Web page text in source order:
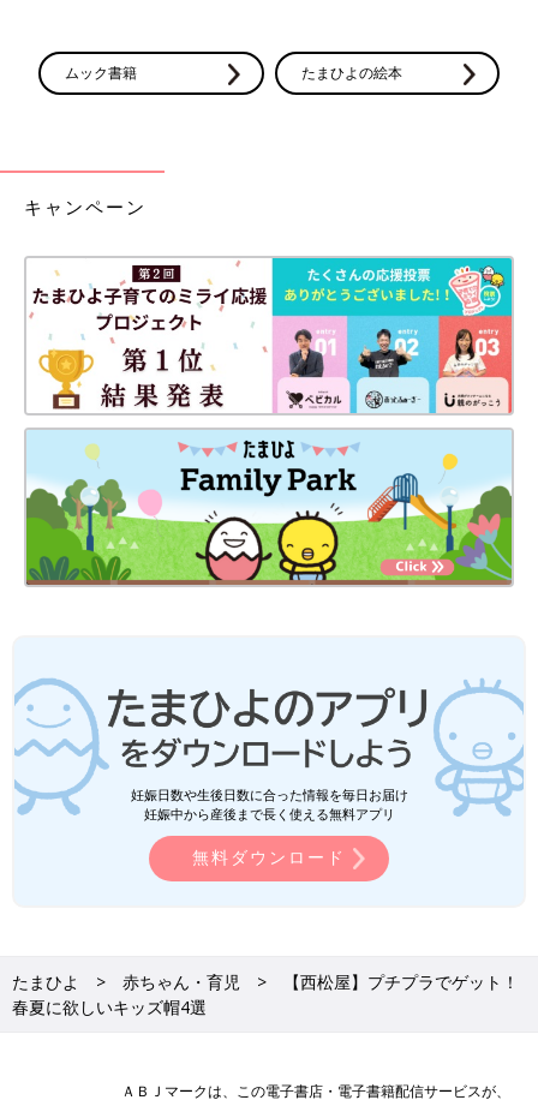
ムック書籍 たまひよの絵本
キャンペーン
妊娠日数や生後日数に合った情報を毎日お届け
妊娠中から産後まで長く使える無料アプリ
無料ダウンロード
たまひよ 赤ちゃん・育児
【西松屋】プチプラでゲット！
春夏に欲しいキッズ帽4選
ＡＢＪマークは、この電子書店・電子書籍配信サービスが、